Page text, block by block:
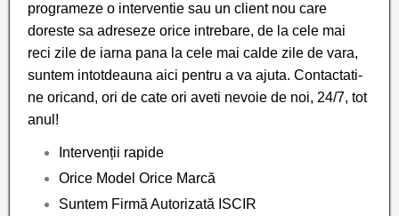
programeze o interventie sau un client nou care
doreste sa adreseze orice intrebare, de la cele mai
reci zile de iarna pana la cele mai calde zile de vara,
suntem intotdeauna aici pentru a va ajuta. Contactati-
ne oricand, ori de cate ori aveti nevoie de noi, 24/7, tot
anul!
Intervenții rapide
Orice Model Orice Marcă
Suntem Firmă Autorizată ISCIR